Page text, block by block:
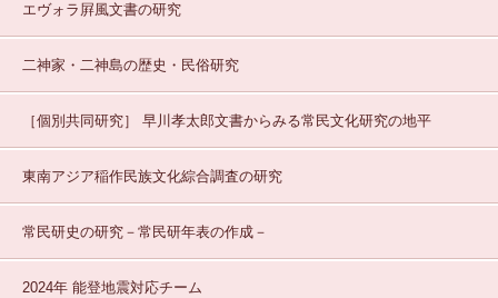
エヴォラ屛風文書の研究
二神家・二神島の歴史・民俗研究
［個別共同研究］ 早川孝太郎文書からみる常民文化研究の地平
東南アジア稲作民族文化綜合調査の研究
常民研史の研究－常民研年表の作成－
2024年 能登地震対応チーム